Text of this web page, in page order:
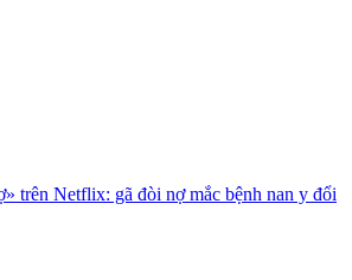
trên Netflix: gã đòi nợ mắc bệnh nan y đổi